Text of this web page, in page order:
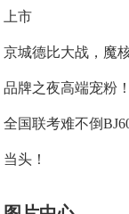
上市
京城德比大战，魔
品牌之夜高端宠粉！
全国联考难不倒
当头！